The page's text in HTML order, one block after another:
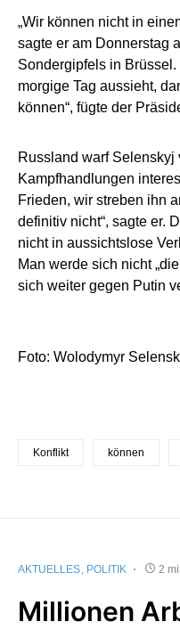
„Wir können nicht in
sagte er am Donnerstag
Sondergipfels in
morgige Tag aussieht,
können“, fügte der
Russland warf Selenskyj
Kampfhandlungen
Frieden, wir streben ihn
definitiv nicht“, sagte er.
nicht in aussichtslose
Man werde sich nicht
sich weiter gegen Putin
Foto: Wolodymyr
Konflikt können
AKTUELLES POLITIK 2
Millionen